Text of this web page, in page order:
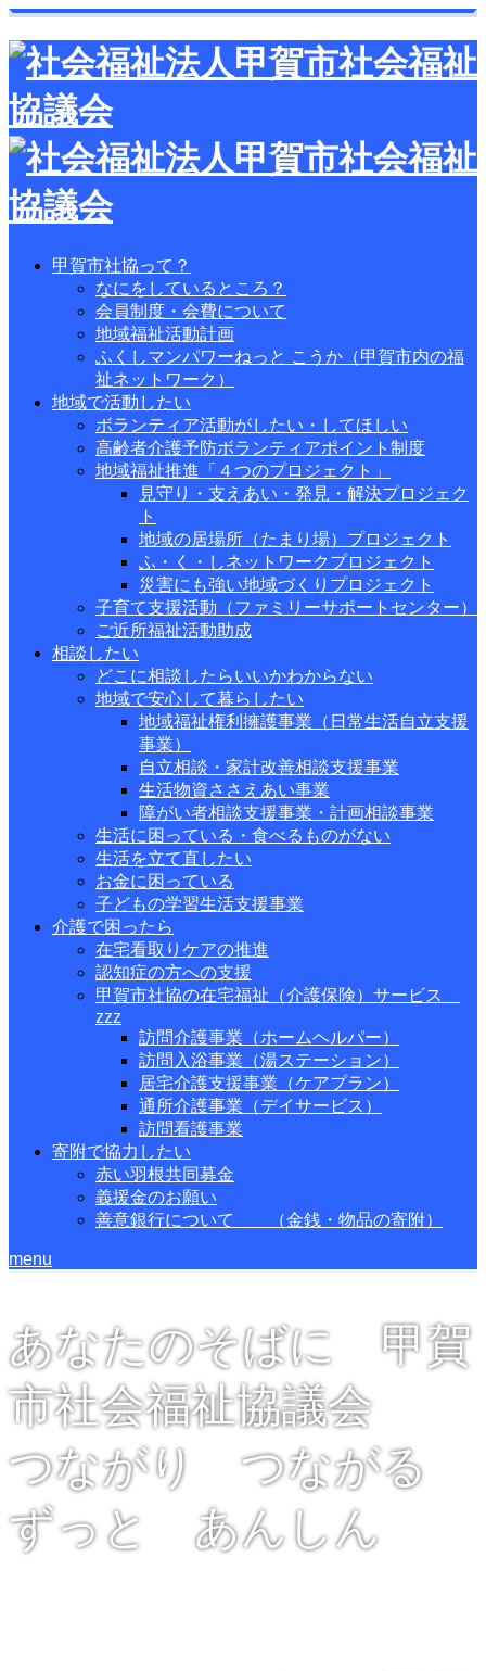
甲賀市社協って？
なにをしているところ？
会員制度・会費について
地域福祉活動計画
ふくしマンパワーねっと こうか（甲賀市内の福
祉ネットワーク）
地域で活動したい
ボランティア活動がしたい・してほしい
高齢者介護予防ボランティアポイント制度
地域福祉推進「４つのプロジェクト」
見守り・支えあい・発見・解決プロジェク
ト
地域の居場所（たまり場）プロジェクト
ふ・く・しネットワークプロジェクト
災害にも強い地域づくりプロジェクト
子育て支援活動（ファミリーサポートセンター）
ご近所福祉活動助成
相談したい
どこに相談したらいいかわからない
地域で安心して暮らしたい
地域福祉権利擁護事業（日常生活自立支援
事業）
自立相談・家計改善相談支援事業
生活物資ささえあい事業
障がい者相談支援事業・計画相談事業
生活に困っている・食べるものがない
生活を立て直したい
お金に困っている
子どもの学習生活支援事業
介護で困ったら
在宅看取りケアの推進
認知症の方への支援
甲賀市社協の在宅福祉（介護保険）サービス
zzz
訪問介護事業（ホームヘルパー）
訪問入浴事業（湯ステーション）
居宅介護支援事業（ケアプラン）
通所介護事業（デイサービス）
訪問看護事業
寄附で協力したい
赤い羽根共同募金
義援金のお願い
善意銀行について （金銭・物品の寄附）
menu
あなたのそばに 甲賀
市社会福祉協議会
つながり つながる
ずっと あんしん